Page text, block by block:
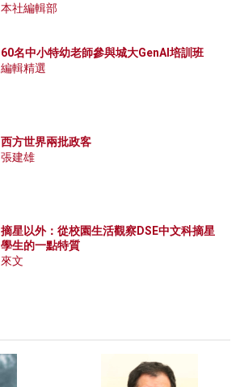
本社編輯部
60名中小特幼老師參與城大GenAI培訓班
編輯精選
西方世界兩批政客
張建雄
摘星以外：從校園生活觀察DSE中文科摘星
學生的一點特質
來文